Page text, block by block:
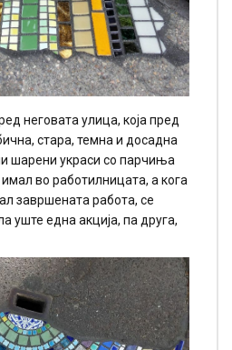
неговата улица, која пред
стара, темна и досадна
шарени украси со парчиња
во работилницата, а кога
завршената работа, се
уште една акција, па друга,